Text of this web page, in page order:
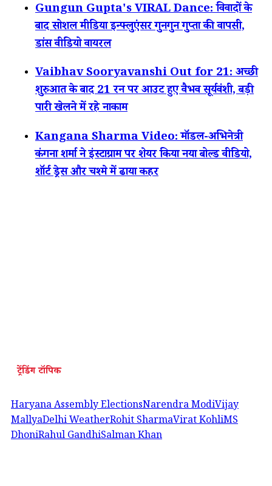
Gungun Gupta's VIRAL Dance: विवादों के
बाद सोशल मीडिया इन्फ्लुएंसर गुनगुन गुप्ता की वापसी,
डांस वीडियो वायरल
Vaibhav Sooryavanshi Out for 21: अच्छी
शुरुआत के बाद 21 रन पर आउट हुए वैभव सूर्यवंशी, बड़ी
पारी खेलने में रहे नाकाम
Kangana Sharma Video: मॉडल-अभिनेत्री
कंगना शर्मा ने इंस्टाग्राम पर शेयर किया नया बोल्ड वीडियो,
शॉर्ट ड्रेस और चश्मे में ढाया कहर
ट्रेंडिंग टॉपिक
Haryana Assembly ElectionsNarendra ModiVijay
MallyaDelhi WeatherRohit SharmaVirat KohliMS
DhoniRahul GandhiSalman Khan